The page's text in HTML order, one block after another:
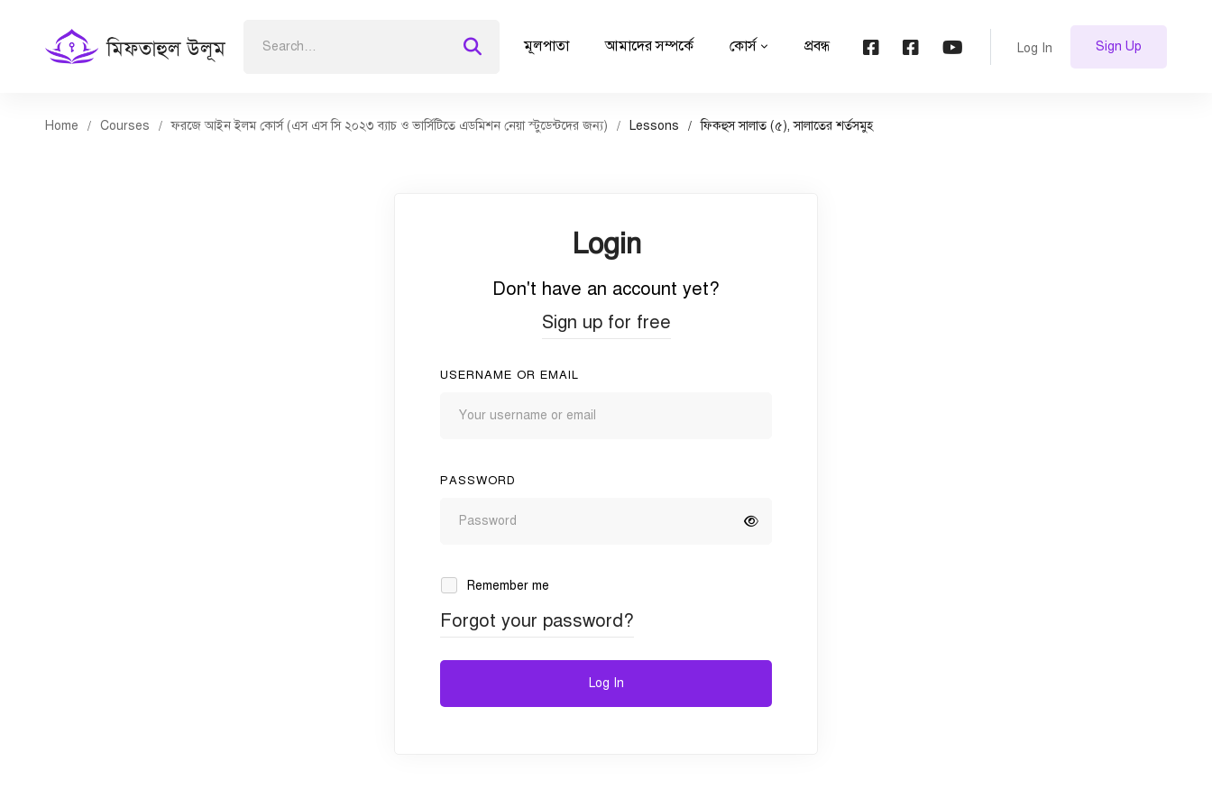
Search
মূলপাতা আমাদের সম্পর্কে কোর্স প্রবন্ধ Log In Sign Up
Home Courses ফরজে আইন ইলম কোর্স (এস এস সি ২০২৩ ব্যাচ ও ভার্সিটিতে এডমিশন নেয়া স্টুডেন্টদের জন্য) Lessons ফিকহুস সালাত (৫), সালাতের শর্তসমুহ
Login
Don't have an account yet?
Sign up for free
USERNAME OR EMAIL
PASSWORD
Remember me
Forgot your password?
Log In